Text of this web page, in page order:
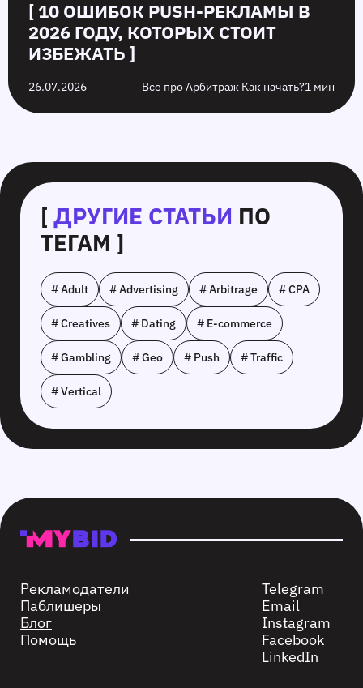
[ 10 ОШИБОК PUSH‑РЕКЛАМЫ В
2026 ГОДУ, КОТОРЫХ СТОИТ
ИЗБЕЖАТЬ ]
26.07.2026 Все про Арбитраж Как начать?1 мин
[ ДРУГИЕ СТАТЬИ ПО
ТЕГАМ ]
# Adult # Advertising # Arbitrage # CPA
# Creatives # Dating # E-commerce
# Gambling # Geo # Push # Traffic
# Vertical
Рекламодатели
Паблишеры
Блог
Помощь
Telegram
Email
Instagram
Facebook
LinkedIn